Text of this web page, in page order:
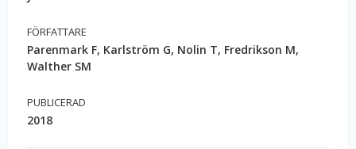
FÖRFATTARE
Parenmark F, Karlström G, Nolin T, Fredrikson M,
Walther SM
PUBLICERAD
2018